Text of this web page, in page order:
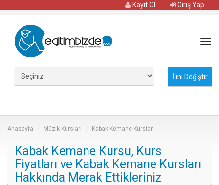
Giriş Yap
Kayıt Ol
Anasayfa Müzik Kursları Kabak Kemane Kursları
Kabak Kemane Kursu, Kurs
Fiyatları ve Kabak Kemane Kursları
Hakkında Merak Ettikleriniz